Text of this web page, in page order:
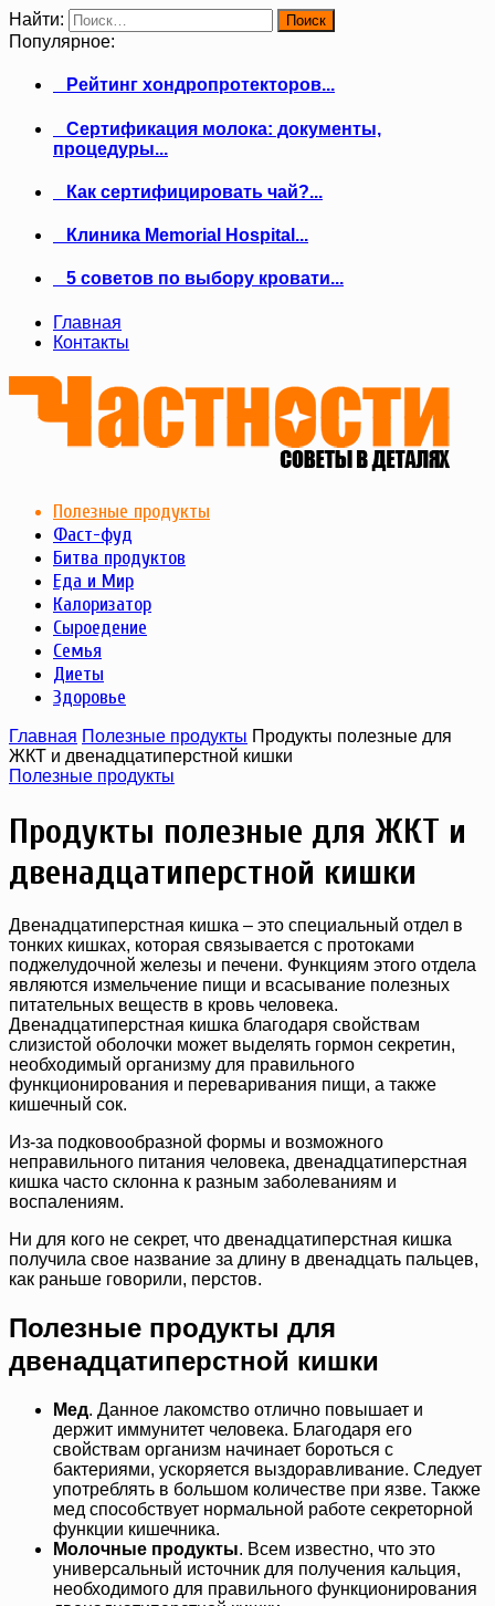
Найти:
Популярное:
Рейтинг хондропротекторов...
Сертификация молока: документы,
процедуры...
Как сертифицировать чай?...
Клиника Memorial Hospital...
5 советов по выбору кровати...
Главная
Контакты
Полезные продукты
Фаст-фуд
Битва продуктов
Еда и Мир
Калоризатор
Сыроедение
Семья
Диеты
Здоровье
Главная Полезные продукты Продукты полезные для
ЖКТ и двенадцатиперстной кишки
Полезные продукты
Продукты полезные для ЖКТ и
двенадцатиперстной кишки
Двенадцатиперстная кишка – это специальный отдел в
тонких кишках, которая связывается с протоками
поджелудочной железы и печени. Функциям этого отдела
являются измельчение пищи и всасывание полезных
питательных веществ в кровь человека.
Двенадцатиперстная кишка благодаря свойствам
слизистой оболочки может выделять гормон секретин,
необходимый организму для правильного
функционирования и переваривания пищи, а также
кишечный сок.
Из-за подковообразной формы и возможного
неправильного питания человека, двенадцатиперстная
кишка часто склонна к разным заболеваниям и
воспалениям.
Ни для кого не секрет, что двенадцатиперстная кишка
получила свое название за длину в двенадцать пальцев,
как раньше говорили, перстов.
Полезные продукты для
двенадцатиперстной кишки
Мед. Данное лакомство отлично повышает и
держит иммунитет человека. Благодаря его
свойствам организм начинает бороться с
бактериями, ускоряется выздоравливание. Следует
употреблять в большом количестве при язве. Также
мед способствует нормальной работе секреторной
функции кишечника.
Молочные продукты. Всем известно, что это
универсальный источник для получения кальция,
необходимого для правильного функционирования